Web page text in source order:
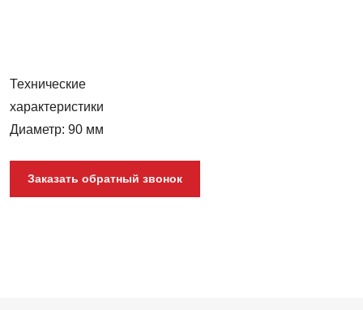
Технические
характеристики
Диаметр: 90 мм
Заказать обратный звонок